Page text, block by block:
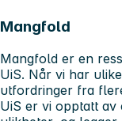
Mangfold
Mangfold er en
UiS. Når vi har
utfordringer fra
UiS er vi opptatt